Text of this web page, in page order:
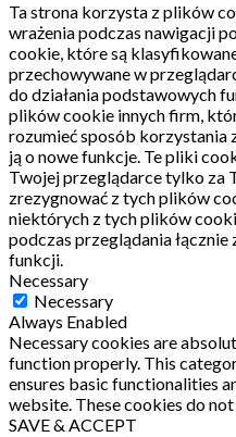
Ta strona korzysta z plików
wrażenia podczas nawigacji
cookie, które są
przechowywane w
do działania podstawowych
plików cookie innych firm,
rozumieć sposób korzystania
ją o nowe funkcje. Te pliki
Twojej przeglądarce tylko za
zrezygnować z tych plików
niektórych z tych plików
podczas przeglądania
funkcji.
Necessary
Necessary
Always Enabled
Necessary cookies are
function properly. This
ensures basic functionalities
website. These cookies do
SAVE & ACCEPT